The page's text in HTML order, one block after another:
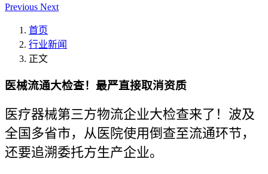
Previous Next
首页
行业新闻
正文
医械流通大检查！最严直接取消资质
医疗器械第三方物流企业大检查来了！波及
全国多省市，从医院使用倒查至流通环节，
还要追溯委托方生产企业。